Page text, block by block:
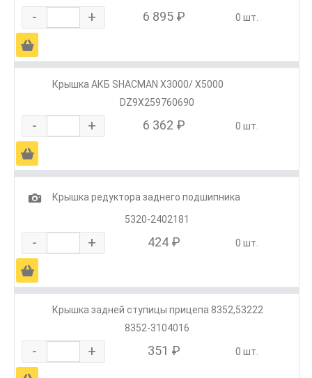
- + 6 895 ₽ 0 шт.
Ä
Крышка АКБ SHACMAN X3000/ X5000
DZ9X259760690
- + 6 362 ₽ 0 шт.
Ä
1
Крышка редуктора заднего подшипника
5320-2402181
- + 424 ₽ 0 шт.
Ä
Крышка задней ступицы прицепа 8352,53222
8352-3104016
- + 351 ₽ 0 шт.